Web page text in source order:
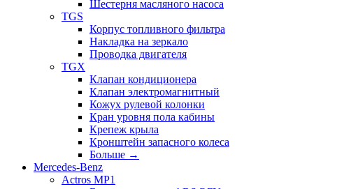
Шестерня масляного насоса
TGS
Корпус топливного фильтра
Накладка на зеркало
Проводка двигателя
TGX
Клапан кондиционера
Клапан электромагнитный
Кожух рулевой колонки
Кран уровня пола кабины
Крепеж крыла
Кронштейн запасного колеса
Больше →
Mercedes-Benz
Actros MP1